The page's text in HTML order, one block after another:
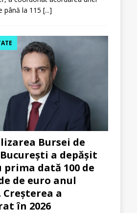
până la 115 [...]
Bursei de
a depășit
dată 100 de
de euro anul
a
în 2026